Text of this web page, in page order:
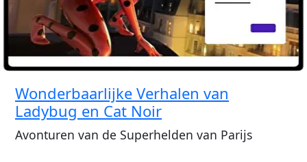
Wonderbaarlijke Verhalen van
Ladybug en Cat Noir
Avonturen van de Superhelden van Parijs